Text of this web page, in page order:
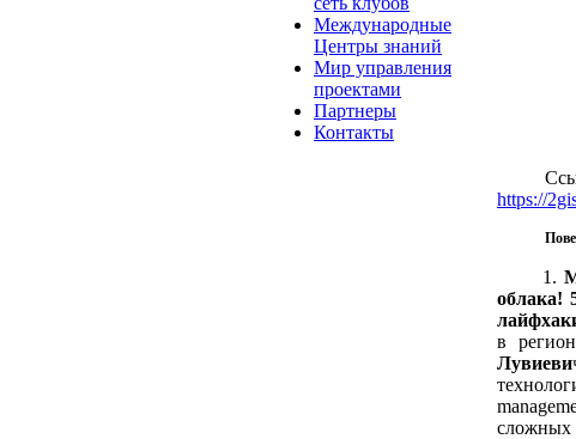
Международные
Центры знаний
Мир управления
проектами
Партнеры
Контакты
https://
1.
облака!
в
Лувиеви
сложных